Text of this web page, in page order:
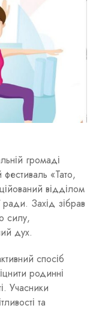
громаді
«Тато,
відділом
ради. Захід зібрав
силу,
дух.
спосіб
родинні
Учасники
та